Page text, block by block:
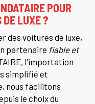
POUR
DE LUXE ?
des voitures de luxe,
partenaire fiable et
l'importation
simplifié et
nous facilitons
le choix du